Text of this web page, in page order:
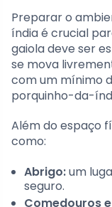
Preparar o
índia é crucial
gaiola deve ser
se mova
com um mínimo
porquinho-da-
Além do espaço
como:
Abrigo:um
seguro.
Comedouros